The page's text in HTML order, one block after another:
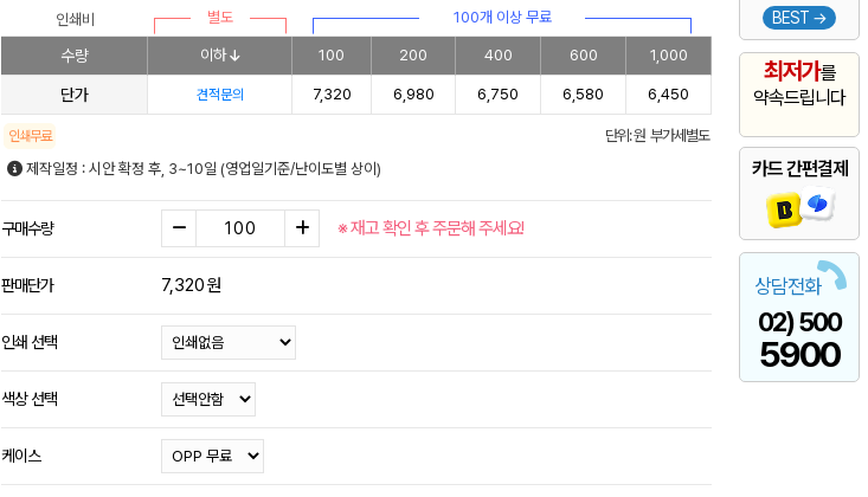
BEST →
최저가를
약속드립니다
카드 간편결제
상담전화
02) 500
5900
인쇄비 별도 100개 이상 무료
수량 이하 100 200 400 600 1,000
단가 견적문의 7,320 6,980 6,750 6,580 6,450
인쇄무료
단위: 원 부가세별도
제작일정 : 시안 확정 후, 3~10일 (영업일기준/난이도별 상이)
구매수량 ※ 재고 확인 후 주문해 주세요!
판매단가 7,320원
인쇄 선택
색상 선택
케이스